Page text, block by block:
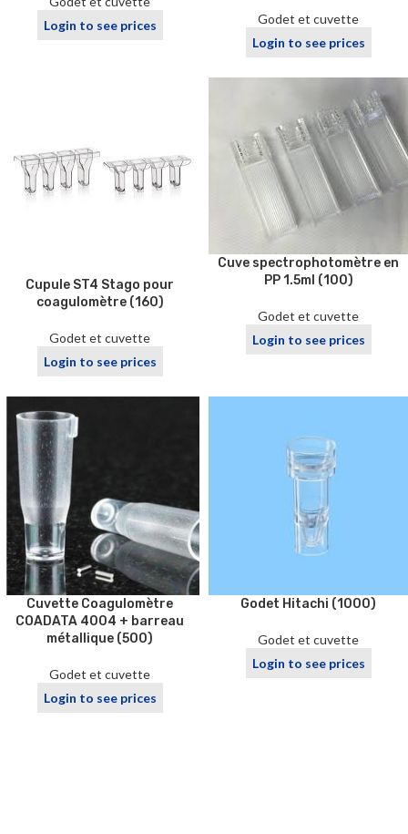
Login to see prices
Godet et cuvette
Login to see prices
Cupule ST4 Stago pour
coagulomètre (160)
Godet et cuvette
Login to see prices
Cuve spectrophotomètre en
PP 1.5ml (100)
Godet et cuvette
Login to see prices
Cuvette Coagulomètre
COADATA 4004 + barreau
métallique (500)
Godet et cuvette
Login to see prices
Godet Hitachi (1000)
Godet et cuvette
Login to see prices